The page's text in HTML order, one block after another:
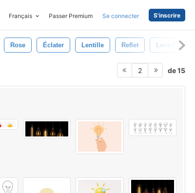
Français Passer Premium Se connecter S'inscrire
Rose Éclater Lentille Reflet Lens Flares
2 de 15